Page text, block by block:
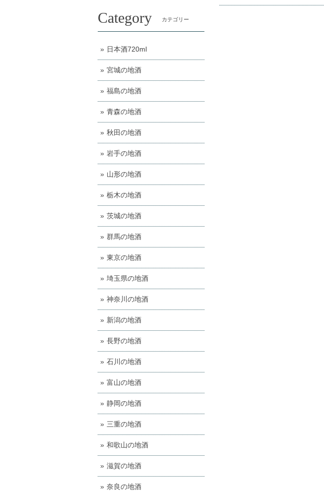
Category カテゴリー
日本酒720ml
宮城の地酒
福島の地酒
青森の地酒
秋田の地酒
岩手の地酒
山形の地酒
栃木の地酒
茨城の地酒
群馬の地酒
東京の地酒
埼玉県の地酒
神奈川の地酒
新潟の地酒
長野の地酒
石川の地酒
富山の地酒
静岡の地酒
三重の地酒
和歌山の地酒
滋賀の地酒
奈良の地酒